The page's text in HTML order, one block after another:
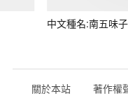
中文種名:南五味子
關於本站 著作權